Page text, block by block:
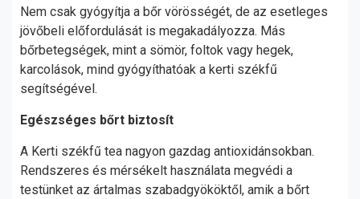
Nem csak gyógyítja a bőr vörösségét, de az esetleges
jövőbeli előfordulását is megakadályozza. Más
bőrbetegségek, mint a sömör, foltok vagy hegek,
karcolások, mind gyógyíthatóak a kerti székfű
segítségével.
Egészséges bőrt biztosít
A Kerti székfű tea nagyon gazdag antioxidánsokban.
Rendszeres és mérsékelt használata megvédi a
testünket az ártalmas szabadgyököktől, amik a bőrt